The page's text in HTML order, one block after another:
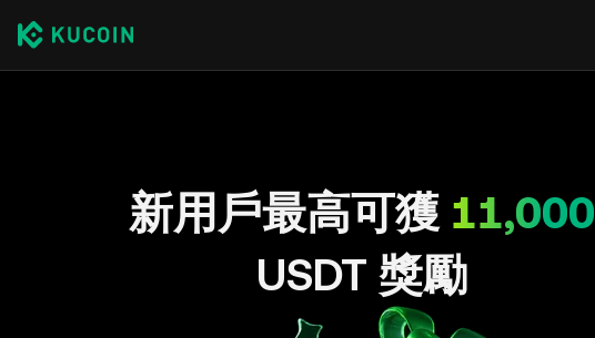
新用戶最高可獲 11,000
USDT 獎勵